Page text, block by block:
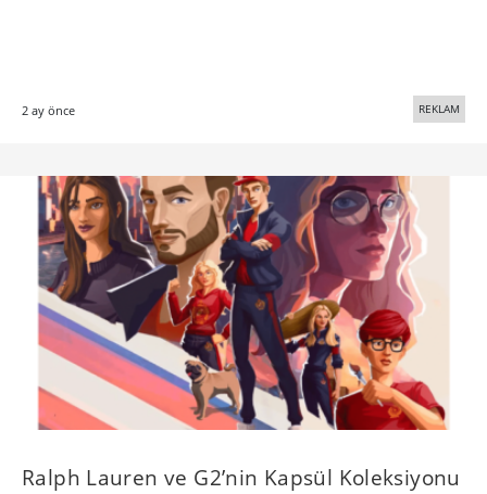
2 ay önce REKLAM
Ralph Lauren ve G2’nin Kapsül Koleksiyonu